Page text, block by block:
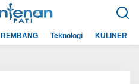
REMBANG Teknologi KULINER